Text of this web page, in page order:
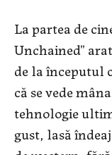
La partea de
Unchained”
de la începutul
că se vede
tehnologie
gust, lasă